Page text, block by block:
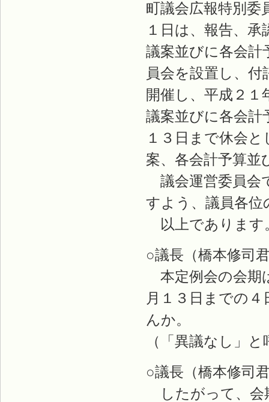
町議会広報特別委
１日は、報告、
議案並びに各会計
員会を設置し、
開催し、平成２
議案並びに各会計
１３日まで休会
案、各会計予算並
議会運営委員会
すよう、議員各
以上であります
○議長（橋本修司
本定例会の会期
月１３日までの
んか。
（「異議なし」
○議長（橋本修司
したがって、会